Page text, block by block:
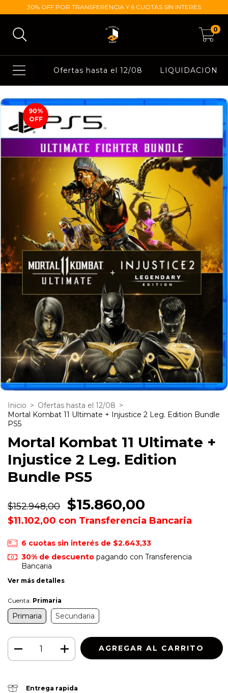
30% OFF POR TRANSFERENCIA Y 6 CUOTAS SIN INTERES
0
Ofertas hasta el 12/08 LIQUIDACION
90%
OFF
Inicio > Ofertas hasta el 12/08 >
Mortal Kombat 11 Ultimate + Injustice 2 Leg. Edition Bundle
PS5
Mortal Kombat 11 Ultimate +
Injustice 2 Leg. Edition
Bundle PS5
$152.948,00 $15.860,00
$11.102,00 con Transferencia Bancaria
6 cuotas sin interés de $2.643,33
30% de descuentopagando con Transferencia
Bancaria
Ver más detalles
Cuenta: Primaria
Primaria Secundaria
Entrega rapida